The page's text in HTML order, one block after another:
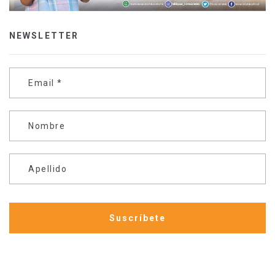
NEWSLETTER
Email *
Nombre
Apellido